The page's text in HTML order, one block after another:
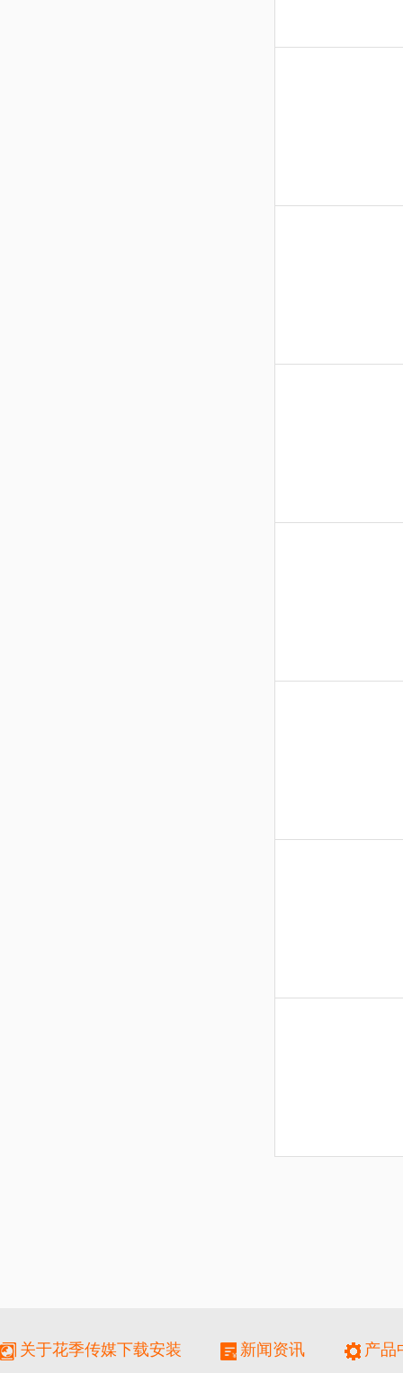
关于花季传媒下载安装 新闻资讯 产品